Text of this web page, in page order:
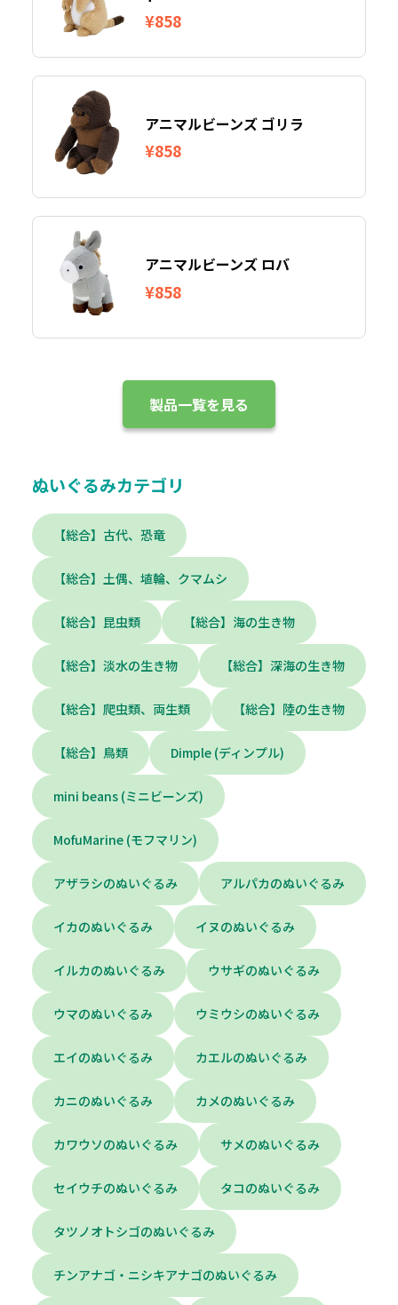
¥858
アニマルビーンズ ゴリラ
¥858
アニマルビーンズ ロバ
¥858
製品一覧を見る
ぬいぐるみカテゴリ
【総合】古代、恐竜
【総合】土偶、埴輪、クマムシ
【総合】昆虫類 【総合】海の生き物
【総合】淡水の生き物 【総合】深海の生き物
【総合】爬虫類、両生類 【総合】陸の生き物
【総合】鳥類 Dimple (ディンプル)
mini beans (ミニビーンズ)
MofuMarine (モフマリン)
アザラシのぬいぐるみ アルパカのぬいぐるみ
イカのぬいぐるみ イヌのぬいぐるみ
イルカのぬいぐるみ ウサギのぬいぐるみ
ウマのぬいぐるみ ウミウシのぬいぐるみ
エイのぬいぐるみ カエルのぬいぐるみ
カニのぬいぐるみ カメのぬいぐるみ
カワウソのぬいぐるみ サメのぬいぐるみ
セイウチのぬいぐるみ タコのぬいぐるみ
タツノオトシゴのぬいぐるみ
チンアナゴ・ニシキアナゴのぬいぐるみ